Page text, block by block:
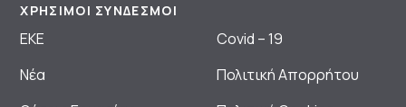
ΧΡΗΣΙΜΟΙ ΣΥΝΔΕΣΜΟΙ
ΕΚΕ
Νέα
Covid – 19
Πολιτική Απορρήτου